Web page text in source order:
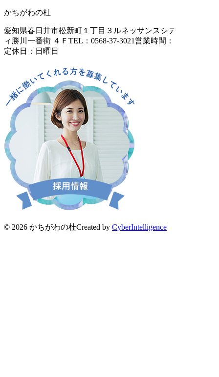
かちがわの杜
愛知県春日井市松新町１丁目３ ルネッサンスシテ
ィ勝川一番街 ４Ｆ TEL：0568-37-3021営業時間：
定休日：日曜日
© 2026 かちがわの杜Created by CyberIntelligence